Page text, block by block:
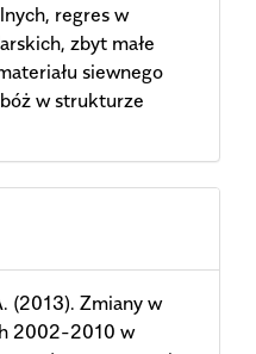
regres w
zbyt małe
siewnego
w strukturze
(2013). Zmiany w
2002-2010 w